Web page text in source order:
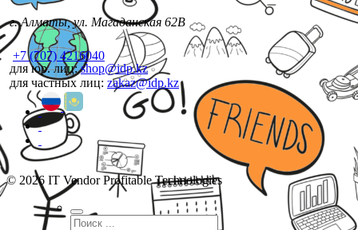
г. Алматы, ул. Магаданская 62В
+7 (707) 4216040
для юр. лиц:shop@idp.kz
для частных лиц: zakaz@idp.kz
© 2026 IT Vendor Profitable Technologies